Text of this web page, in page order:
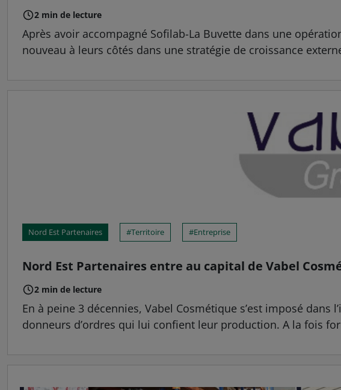
2 min de lecture
Après avoir accompagné Sofilab-La Buvette dans une
nouveau à leurs côtés dans une stratégie de croissance
Nord Est Partenaires Territoire Entreprise
Nord Est Partenaires entre au capital de Vabel
2 min de lecture
En à peine 3 décennies, Vabel Cosmétique s’est imposé
donneurs d’ordres qui lui confient leur production. A la fois